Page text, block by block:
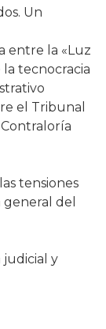
Un
entre la «Luz
la tecnocracia
el Tribunal
tensiones
del
judicial y